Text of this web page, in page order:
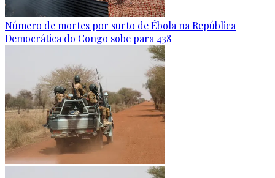
Número de mortes por surto de Ébola na República
Democrática do Congo sobe para 438